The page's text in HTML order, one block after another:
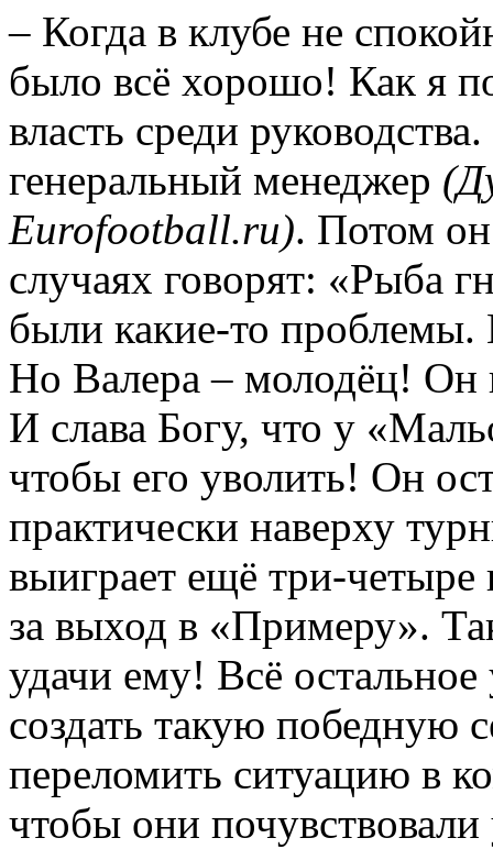
– Когда в клубе не
было всё хорошо! Как я
власть среди
генеральный менеджер
Eurofootball.ru). Потом
случаях говорят: «Рыба
были какие-то проблемы.
Но Валера – молодёц! Он
И слава Богу, что у
чтобы его уволить! Он
практически наверху
выиграет ещё три-четыре
за выход в «Примеру».
удачи ему! Всё
создать такую победную
переломить ситуацию в
чтобы они